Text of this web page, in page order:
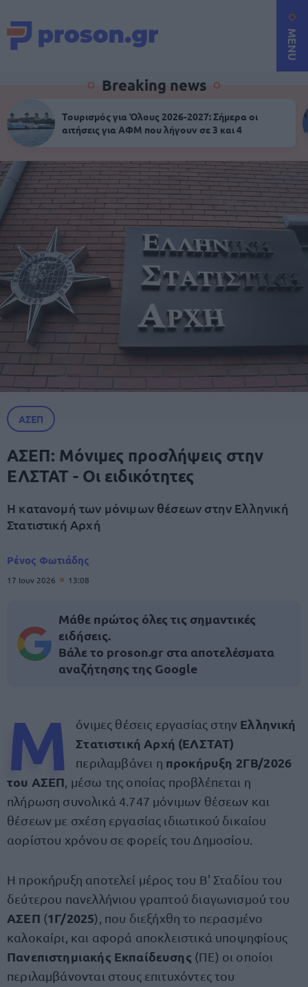
MENU
Breaking news
Τουρισμός για Όλους 2026-2027: Σήμερα οι
αιτήσεις για ΑΦΜ που λήγουν σε 3 και 4
ΑΣΕΠ
ΑΣΕΠ: Μόνιμες προσλήψεις στην
ΕΛΣΤΑΤ - Οι ειδικότητες
Η κατανομή των μόνιμων θέσεων στην Ελληνική
Στατιστική Αρχή
Ρένος Φωτιάδης
17 Ιουν 2026 13:08
Μάθε πρώτος όλες τις σημαντικές
ειδήσεις.
Βάλε το proson.gr στα αποτελέσματα
αναζήτησης της Google
Μ όνιμες θέσεις εργασίας στην Ελληνική
Στατιστική Αρχή (ΕΛΣΤΑΤ)
περιλαμβάνει η προκήρυξη 2ΓΒ/2026
του ΑΣΕΠ , μέσω της οποίας προβλέπεται η
πλήρωση συνολικά 4.747 μόνιμων θέσεων και
θέσεων με σχέση εργασίας ιδιωτικού δικαίου
αορίστου χρόνου σε φορείς του Δημοσίου.
Η προκήρυξη αποτελεί μέρος του Β' Σταδίου του
δεύτερου πανελλήνιου γραπτού διαγωνισμού του
ΑΣΕΠ (1Γ/2025), που διεξήχθη το περασμένο
καλοκαίρι, και αφορά αποκλειστικά υποψηφίους
Πανεπιστημιακής Εκπαίδευσης (ΠΕ) οι οποίοι
περιλαμβάνονται στους επιτυχόντες του